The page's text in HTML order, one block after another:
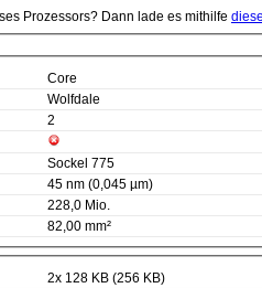
Prozessors? Dann lade es mithilfe
Core
Wolfdale
2
Sockel 775
45 nm (0,045 µm)
228,0 Mio.
82,00 mm²
2x 128 KB (256 KB)